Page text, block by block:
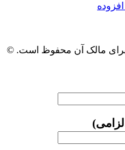
مالک آن محفوظ است. ©